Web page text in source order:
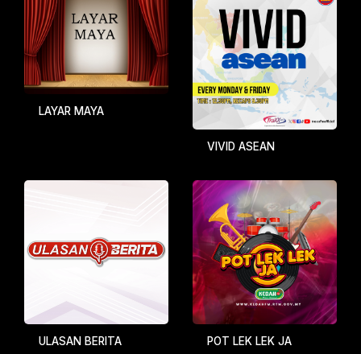
LAYAR MAYA
VIVID ASEAN
ULASAN BERITA POT LEK LEK JA